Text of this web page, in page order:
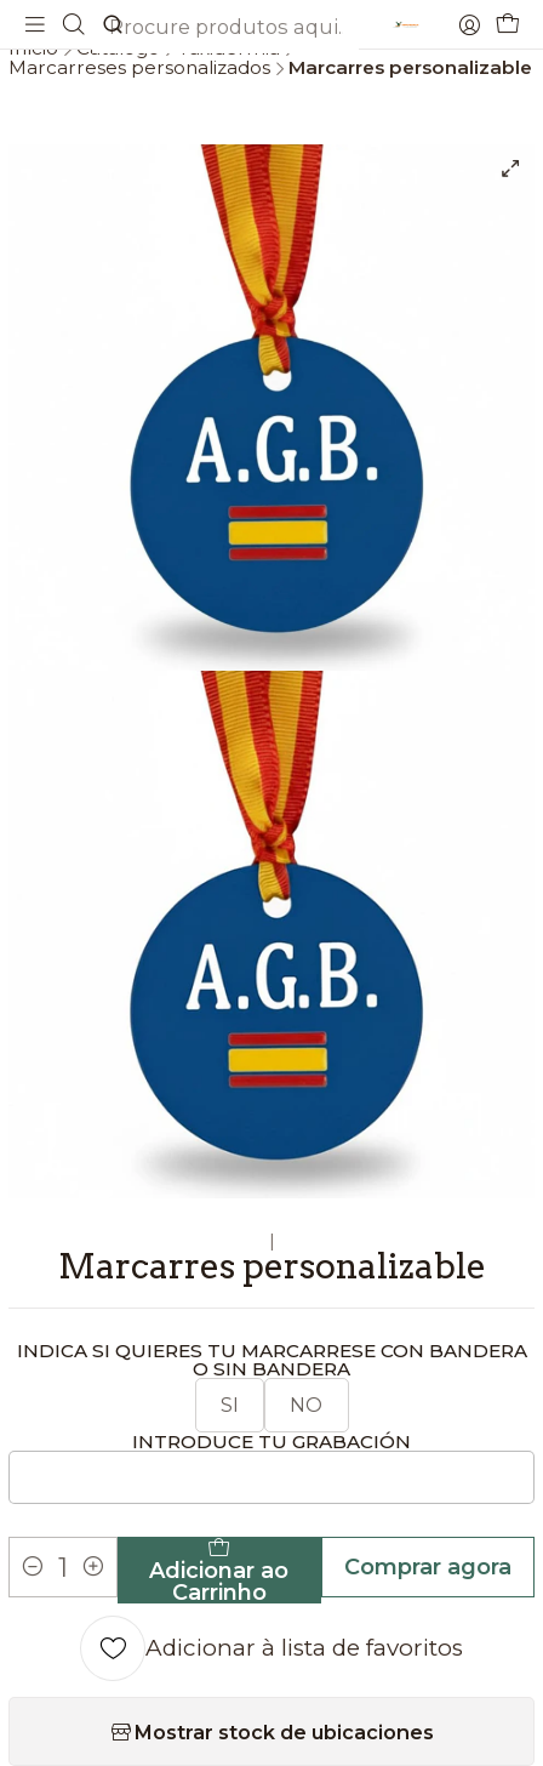
Início Catálogo
Marcarreses personalizados
Marcarres personalizable
|
Marcarres personalizable
INDICA SI QUIERES TU MARCARRESE CON BANDERA
O SIN BANDERA
SI NO
INTRODUCE TU GRABACIÓN
Quantidade
Adicionar ao
Carrinho
Comprar agora
Adicionar à lista de favoritos
Mostrar stock de ubicaciones